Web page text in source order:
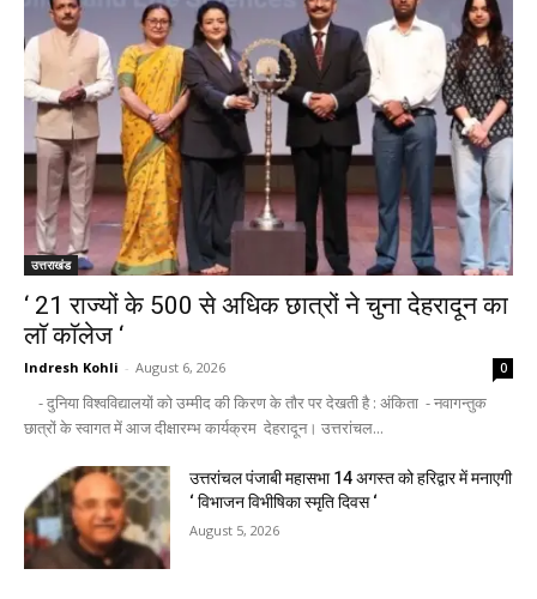
उत्तराखंड
‘ 21 राज्यों के 500 से अधिक छात्रों ने चुना देहरादून का
लाॅ काॅलेज ‘
Indresh Kohli - August 6, 2026 0
- दुनिया विश्वविद्यालयों को उम्मीद की किरण के तौर पर देखती है : अंकिता - नवागन्तुक
छात्रों के स्वागत में आज दीक्षारम्भ कार्यक्रम देहरादून। उत्तरांचल...
उत्तरांचल पंजाबी महासभा 14 अगस्त को हरिद्वार में मनाएगी
‘ विभाजन विभीषिका स्मृति दिवस ‘
August 5, 2026